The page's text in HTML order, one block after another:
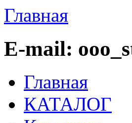
Главная
E-mail:
Главная
КАТАЛОГ